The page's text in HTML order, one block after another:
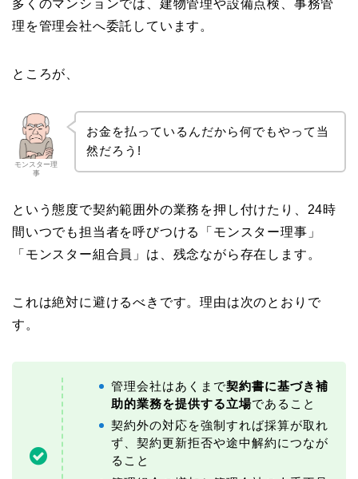
多くのマンションでは、建物管理や設備点検、事務管
理を管理会社へ委託しています。
ところが、
モンスター理
事
お金を払っているんだから何でもやって当
然だろう!
という態度で契約範囲外の業務を押し付けたり、24時
間いつでも担当者を呼びつける「モンスター理事」
「モンスター組合員」は、残念ながら存在します。
これは絶対に避けるべきです。理由は次のとおりで
す。
管理会社はあくまで契約書に基づき補
助的業務を提供する立場であること
契約外の対応を強制すれば採算が取れ
ず、契約更新拒否や途中解約につなが
ること